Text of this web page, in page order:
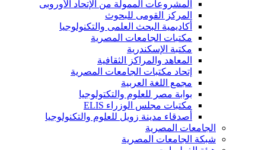
المشروعات الممولة من الإتحاد الأوروبى
المركز القومى للبحوث
أكاديمية البحث العلمى والتكنولوجيا
مكتبات الجامعات المصرية
مكتبة الإسكندرية
المعاهد والمراكز الثقافية
إتحاد مكتبات الجامعات المصرية
مجمع اللغة العربية
بوابة مصر للعلوم والتكتولوجيا
مكتبات مجلس الوزراء ELIS
أصدقاء مدينة زويل للعلوم والتكنولوجيا
الجامعات المصرية
شبكة الجامعات المصرية